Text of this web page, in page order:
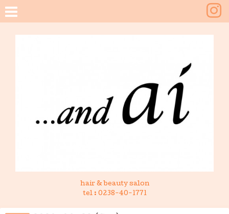
hair & beauty salon
tel : 0238-40-1771